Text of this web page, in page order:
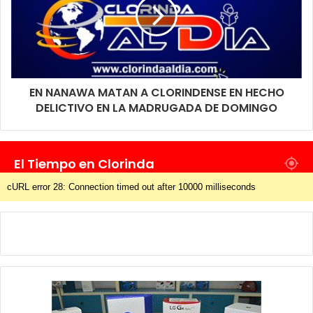
EN NANAWA MATAN A CLORINDENSE EN HECHO
DELICTIVO EN LA MADRUGADA DE DOMINGO
El Tiempo en Clorinda
cURL error 28: Connection timed out after 10000 milliseconds